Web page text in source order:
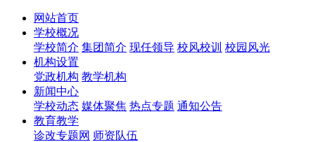
网站首页
学校概况
学校简介 集团简介 现任领导 校风校训 校园风光
机构设置
党政机构 教学机构
新闻中心
学校动态 媒体聚焦 热点专题 通知公告
教育教学
诊改专题网 师资队伍